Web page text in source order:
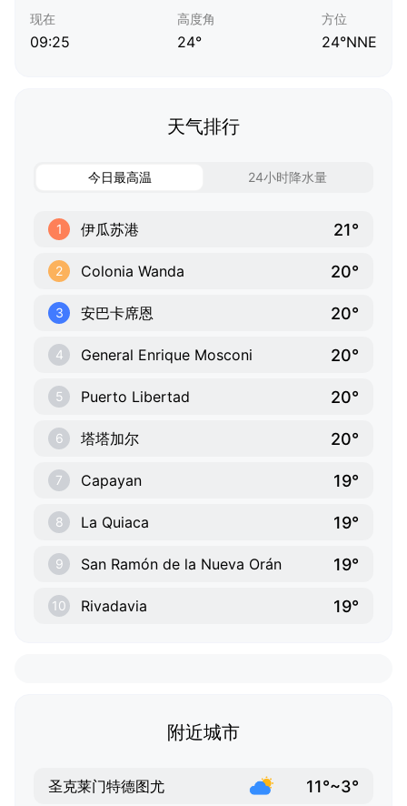
现在
09:25
高度角
24°
方位
24°NNE
天气排行
今日最高温 24小时降水量
1 伊瓜苏港 21°
2 Colonia Wanda 20°
3 安巴卡席恩 20°
4 General Enrique Mosconi 20°
5 Puerto Libertad 20°
6 塔塔加尔 20°
7 Capayan 19°
8 La Quiaca 19°
9 San Ramón de la Nueva Orán 19°
10 Rivadavia 19°
附近城市
圣克莱门特德图尤 11°~3°